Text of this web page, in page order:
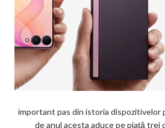
important pas din istoria dispozitivelor
de anul acesta aduce pe piață